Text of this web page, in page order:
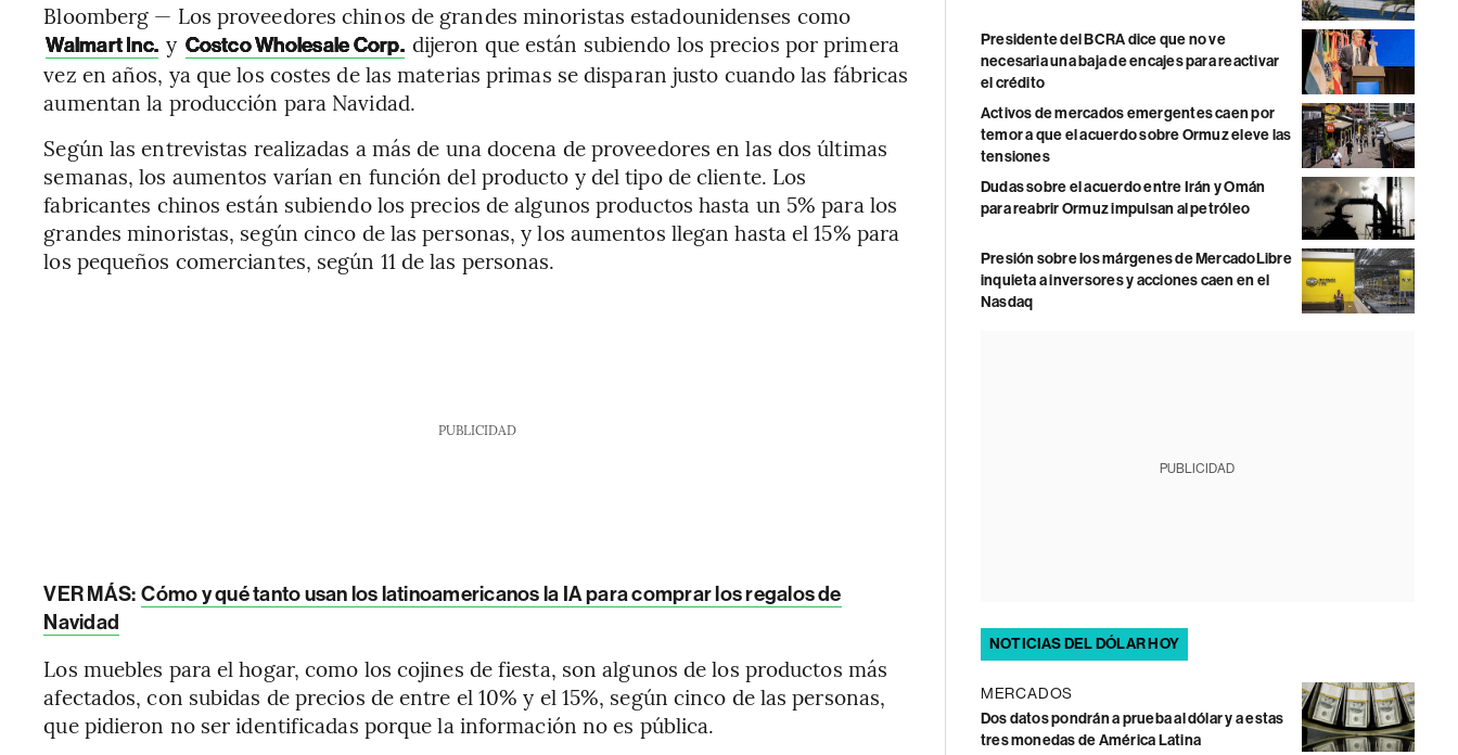
Bloomberg — Los proveedores chinos de grandes minoristas estadounidenses como
Walmart Inc. y Costco Wholesale Corp. dijeron que están subiendo los precios por primera
vez en años, ya que los costes de las materias primas se disparan justo cuando las fábricas
aumentan la producción para Navidad.
Según las entrevistas realizadas a más de una docena de proveedores en las dos últimas
semanas, los aumentos varían en función del producto y del tipo de cliente. Los
fabricantes chinos están subiendo los precios de algunos productos hasta un 5% para los
grandes minoristas, según cinco de las personas, y los aumentos llegan hasta el 15% para
los pequeños comerciantes, según 11 de las personas.
PUBLICIDAD
VER MÁS: Cómo y qué tanto usan los latinoamericanos la IA para comprar los regalos de
Navidad
Los muebles para el hogar, como los cojines de fiesta, son algunos de los productos más
afectados, con subidas de precios de entre el 10% y el 15%, según cinco de las personas,
que pidieron no ser identificadas porque la información no es pública.
Presidente del BCRA dice que no ve
necesaria una baja de encajes para reactivar
el crédito
Activos de mercados emergentes caen por
temor a que el acuerdo sobre Ormuz eleve las
tensiones
Dudas sobre el acuerdo entre Irán y Omán
para reabrir Ormuz impulsan al petróleo
Presión sobre los márgenes de MercadoLibre
inquieta a inversores y acciones caen en el
Nasdaq
PUBLICIDAD
NOTICIAS DEL DÓLAR HOY
MERCADOS
Dos datos pondrán a prueba al dólar y a estas
tres monedas de América Latina